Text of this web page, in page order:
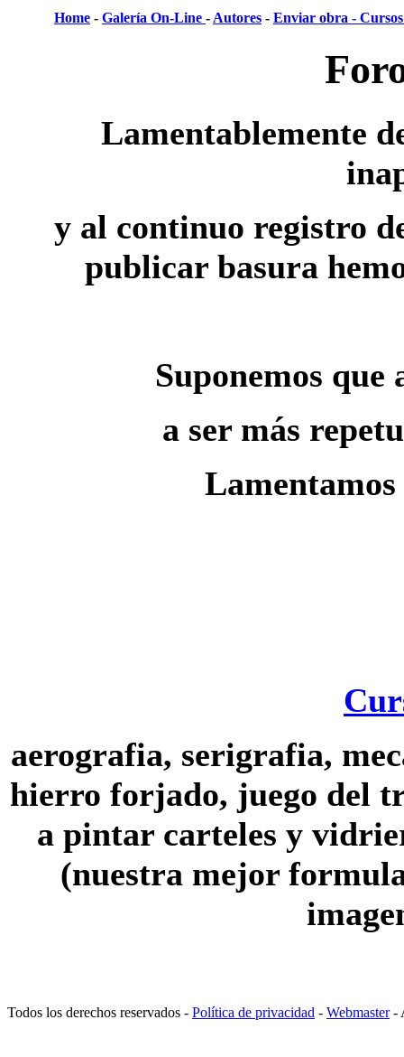
Home - Galería On-Line - Autores - Enviar obra -
Lamentablemente
y al continuo registro
publicar basura
Suponemos que
a ser más
aerografia, serigrafia,
hierro forjado, juego del
a pintar carteles y
(nuestra mejor
Todos los derechos reservados - Política de privacidad - Webmaster-